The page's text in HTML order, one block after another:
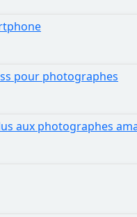
pour photographes
aux photographes